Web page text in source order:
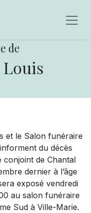
de
et le Salon funéraire
du décès
conjoint de Chantal
dernier à l’âge
exposé vendredi
au salon funéraire
Sud à Ville-Marie.